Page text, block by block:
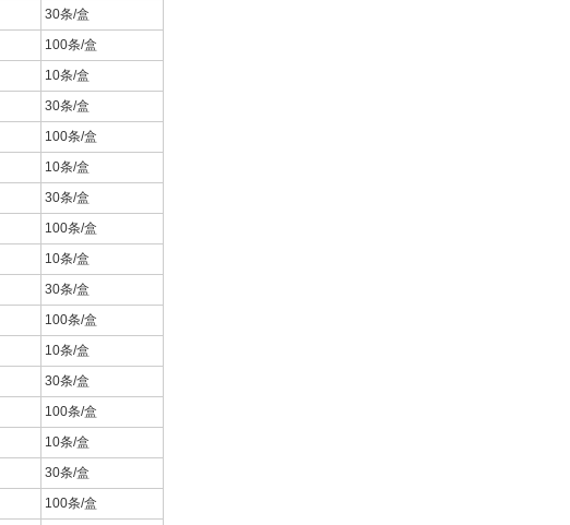
30条/盒
100条/盒
10条/盒
30条/盒
100条/盒
10条/盒
30条/盒
100条/盒
10条/盒
30条/盒
100条/盒
10条/盒
30条/盒
100条/盒
10条/盒
30条/盒
100条/盒